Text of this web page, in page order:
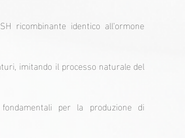
ricombinante identico all'ormone
imitando il processo naturale del
per la produzione di